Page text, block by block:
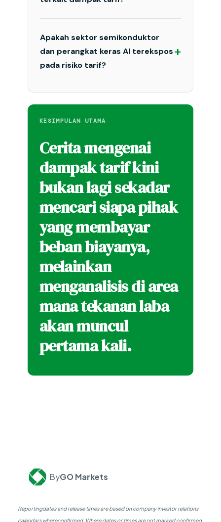
Apakah sektor semikonduktor
dan perangkat keras AI terekspos
pada risiko tarif?
+
KESIMPULAN UTAMA
Cerita mengenai
dampak tarif kini
bukan lagi sekadar
mencari siapa pihak
yang membayar
beban biayanya,
melainkan
menganalisis di area
mana tekanan laba
akan muncul
pertama kali.
ByGO Markets
Reportingdates and release times are based on company investor relations
calendars whereconfirmed. Where dates or times are not marked confirmed,